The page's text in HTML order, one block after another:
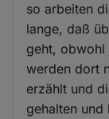
so arbeiten
lange, daß
geht,
werden dort
erzählt und
gehalten und